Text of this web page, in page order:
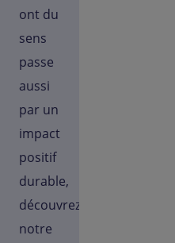
ont du
sens
passe
aussi
par un
impact
positif
durable,
découvrez
notre